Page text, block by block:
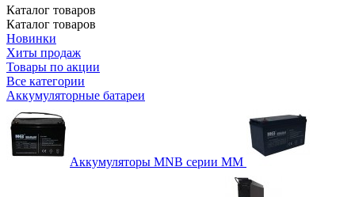
Каталог товаров
Каталог товаров
Новинки
Хиты продаж
Товары по акции
Все категории
Аккумуляторные батареи
Аккумуляторы MNB серии MM